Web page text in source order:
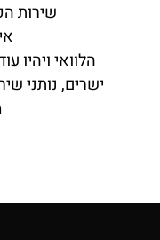
שירות
הלוואי ויהיו
ישרים, נותני